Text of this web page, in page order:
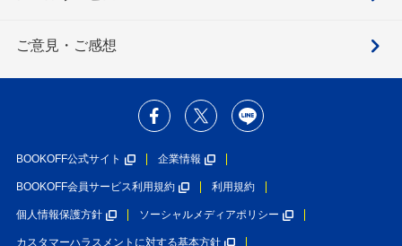
ご意見・ご感想
BOOKOFF公式サイト 企業情報
BOOKOFF会員サービス利用規約 利用規約
個人情報保護方針 ソーシャルメディアポリシー
カスタマーハラスメントに対する基本方針